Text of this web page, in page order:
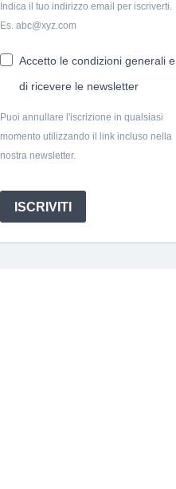
Indica il tuo indirizzo email per iscriverti.
Es. abc@xyz.com
Accetto le condizioni generali e
di ricevere le newsletter
Puoi annullare l'iscrizione in qualsiasi
momento utilizzando il link incluso nella
nostra newsletter.
ISCRIVITI